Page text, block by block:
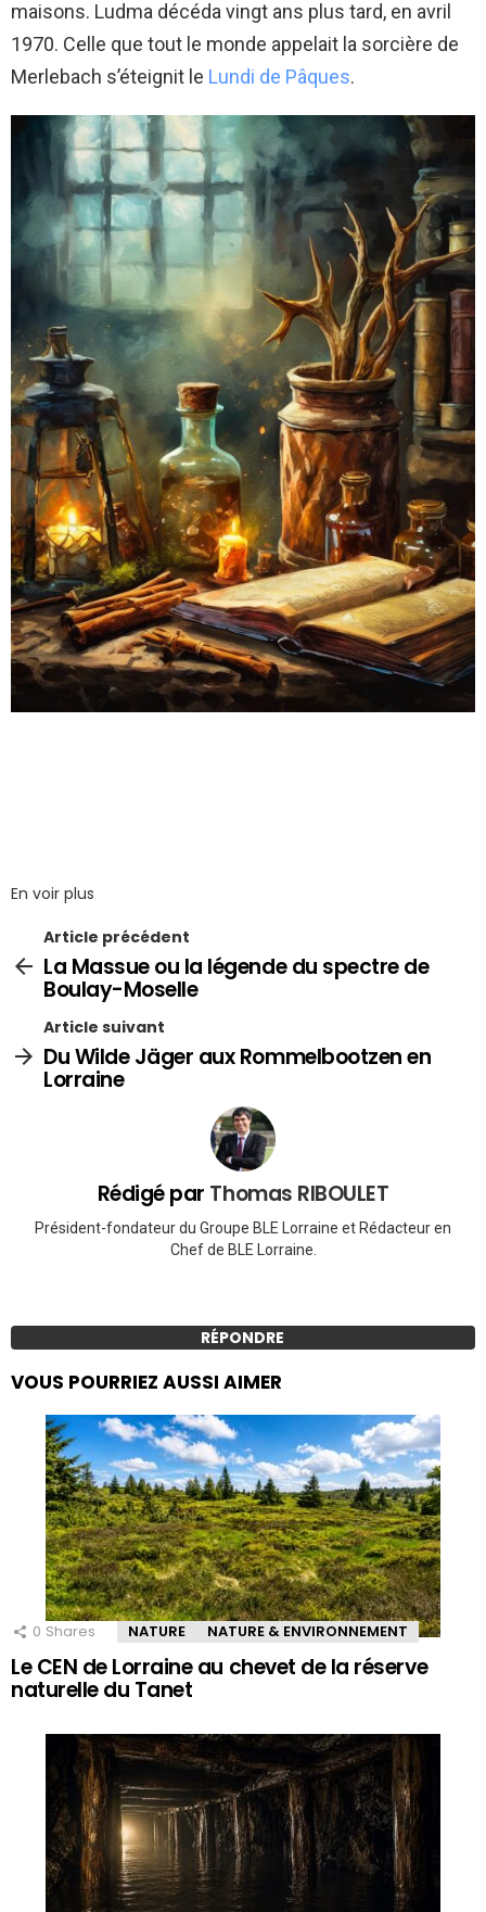
maisons. Ludma décéda vingt ans plus tard, en avril
1970. Celle que tout le monde appelait la sorcière de
Merlebach s’éteignit le Lundi de Pâques.
En voir plus
Article précédent
La Massue ou la légende du spectre de
Boulay-Moselle
Article suivant
Du Wilde Jäger aux Rommelbootzen en
Lorraine
Rédigé par Thomas RIBOULET
Président-fondateur du Groupe BLE Lorraine et Rédacteur en
Chef de BLE Lorraine.
RÉPONDRE
VOUS POURRIEZ AUSSI AIMER
0 Shares NATURE NATURE & ENVIRONNEMENT
Le CEN de Lorraine au chevet de la réserve
naturelle du Tanet